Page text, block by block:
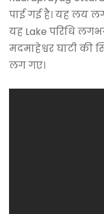
पाई गई है। यह लय
यह Lake परिधि
मदमाहेश्वर घाटी की
लग गए।